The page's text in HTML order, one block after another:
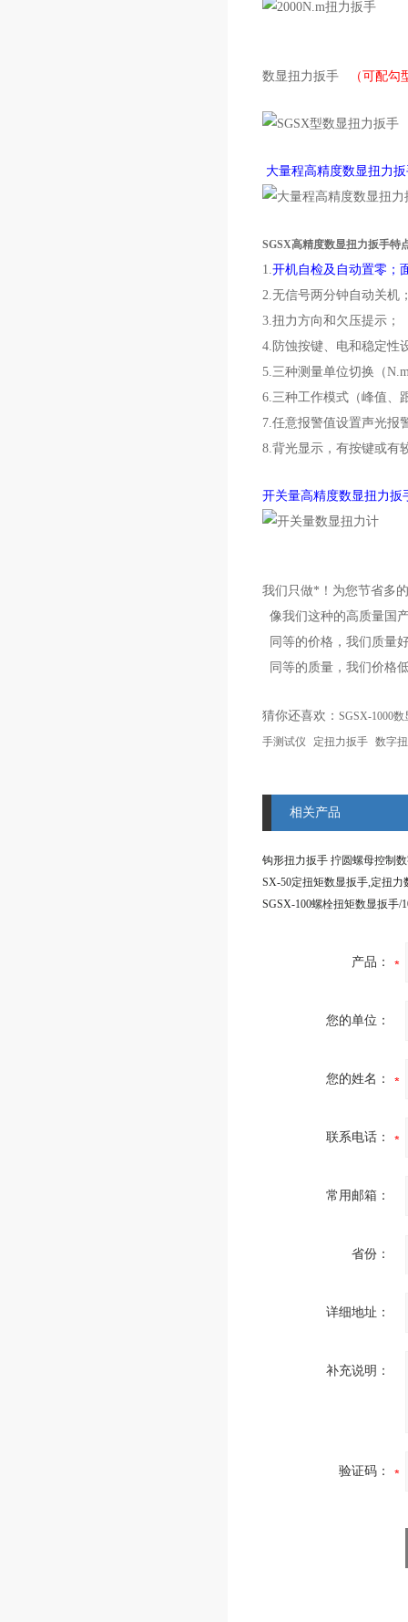
数显扭力扳手 （可配勾
大量程高精度数显扭力
SGSX高精度数显扭力扳手特
1.开机自检及自动置零；
2.无信号两分钟自动关机
3.扭力方向和欠压提示；
4.防蚀按键、电和稳定性
5.三种测量单位切换（
6.三种工作模式（峰值、
7.任意报警值设置声光报
8.背光显示，有按键或有
开关量高精度数显扭力扳
我们只做*！为您节省多
像我们这种的高质量国
同等的价格，我们质量
同等的质量，我们价格
猜你还喜欢： SGSX-1000
手测试仪
定扭力扳手 数字
相关产品
产品：
您的单位：
您的姓名：
联系电话：
常用邮箱：
省份：
详细地址：
补充说明：
验证码：